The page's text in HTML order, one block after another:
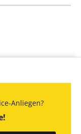
Anliegen?